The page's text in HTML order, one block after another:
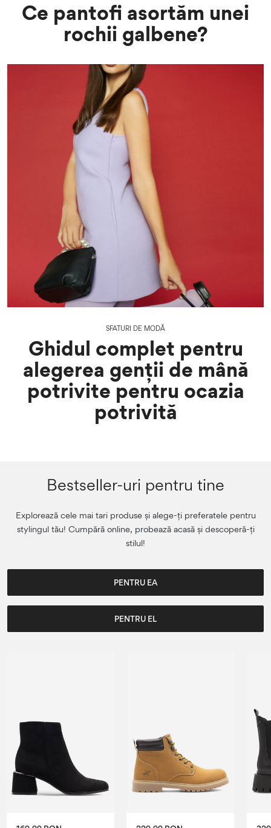
Ce pantofi asortăm unei
rochii galbene?
SFATURI DE MODĂ
Ghidul complet pentru
alegerea genții de mână
potrivite pentru ocazia
potrivită
Bestseller-uri pentru tine
Explorează cele mai tari produse și alege-ți preferatele pentru
stylingul tău! Cumpără online, probează acasă și descoperă-ți
stilul!
PENTRU EA
PENTRU EL